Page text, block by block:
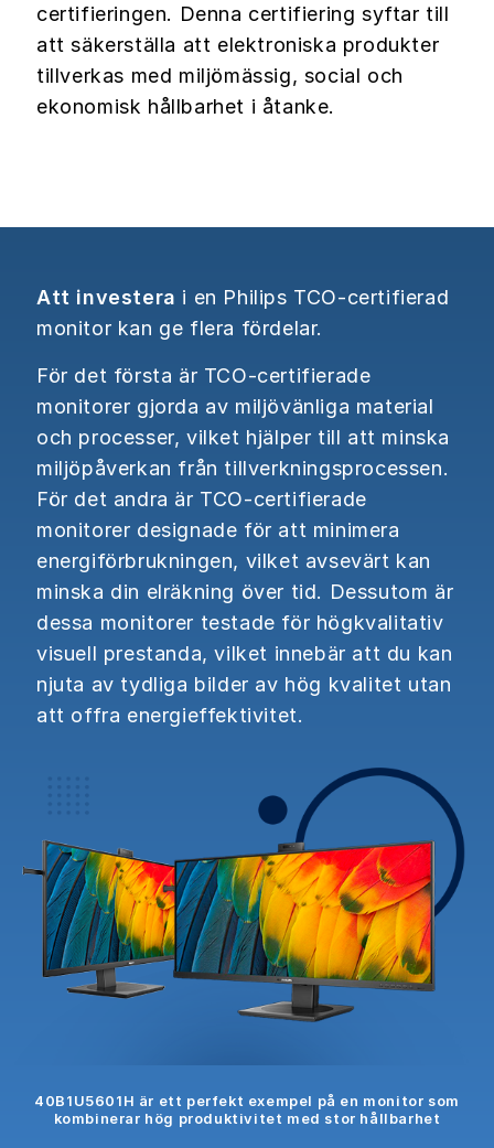
certifieringen. Denna certifiering syftar till
att säkerställa att elektroniska produkter
tillverkas med miljömässig, social och
ekonomisk hållbarhet i åtanke.
Att investera i en Philips TCO-certifierad
monitor kan ge flera fördelar.
För det första är TCO-certifierade
monitorer gjorda av miljövänliga material
och processer, vilket hjälper till att minska
miljöpåverkan från tillverkningsprocessen.
För det andra är TCO-certifierade
monitorer designade för att minimera
energiförbrukningen, vilket avsevärt kan
minska din elräkning över tid. Dessutom är
dessa monitorer testade för högkvalitativ
visuell prestanda, vilket innebär att du kan
njuta av tydliga bilder av hög kvalitet utan
att offra energieffektivitet.
40B1U5601H är ett perfekt exempel på en monitor som
kombinerar hög produktivitet med stor hållbarhet